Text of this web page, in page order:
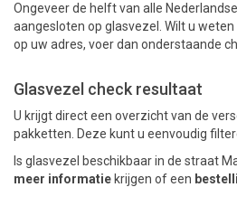
Ongeveer de helft van alle
aangesloten op glasvezel. Wilt u
op uw adres, voer dan onderstaande
Glasvezel check resultaat
U krijgt direct een overzicht van de
pakketten. Deze kunt u eenvoudig
Is glasvezel beschikbaar in de straat
meer informatie krijgen of een